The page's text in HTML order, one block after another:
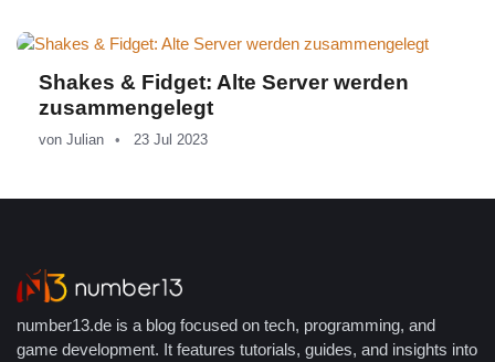
Shakes & Fidget: Alte Server werden
zusammengelegt
von Julian 23 Jul 2023
number13.de is a blog focused on tech, programming, and
game development. It features tutorials, guides, and insights into